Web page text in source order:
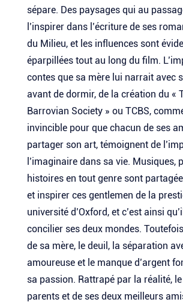
sépare. Des paysages qui au
l’inspirer dans l’écriture de ses
du Milieu, et les influences sont
éparpillées tout au long du film.
contes que sa mère lui narrait avec
avant de dormir, de la création du «
Barrovian Society » ou TCBS,
invincible pour que chacun de ses
partager son art, témoignent de
l’imaginaire dans sa vie. Musiques,
histoires en tout genre sont
et inspirer ces gentlemen de la
université d’Oxford, et c’est ainsi
concilier ses deux mondes.
de sa mère, le deuil, la séparation
amoureuse et le manque d’argent
sa passion. Rattrapé par la réalité,
parents et de ses deux meilleurs